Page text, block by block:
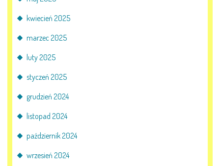
COVID – 19
BIP
E-DZIENNIK
kwiecień 2025
marzec 2025
luty 2025
styczeń 2025
grudzień 2024
listopad 2024
październik 2024
wrzesień 2024